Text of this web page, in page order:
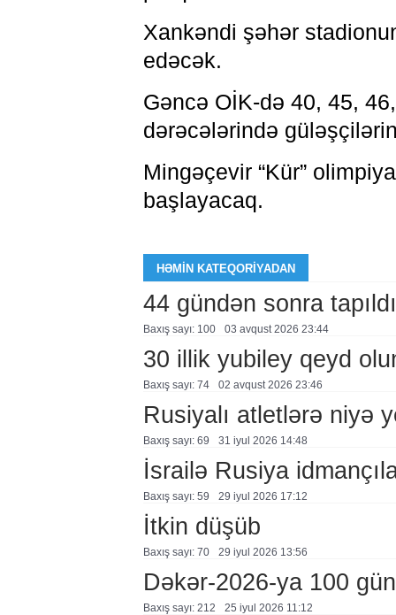
Xankəndi şəhər
edəcək.
Gəncə OİK-də 40, 45,
dərəcələrində
Mingəçevir “Kür”
başlayacaq.
HƏMIN KATEQORIYADAN
44 gündən sonra tapıldı
Baxış sayı: 100 03 avqust 2026 23:44
30 illik yubiley qeyd
Baxış sayı: 74 02 avqust 2026 23:46
Rusiyalı atletlərə niyə
Baxış sayı: 69 31 i̇yul 2026 14:48
İsrailə Rusiya
Baxış sayı: 59 29 i̇yul 2026 17:12
İtkin düşüb
Baxış sayı: 70 29 i̇yul 2026 13:56
Dəkər-2026-ya 100
Baxış sayı: 212 25 i̇yul 2026 11:12